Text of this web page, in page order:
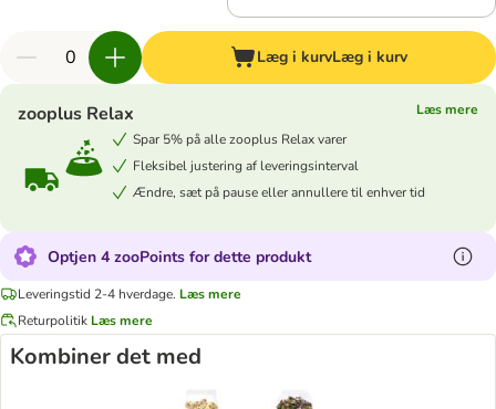
Læg i kurvLæg i kurv
zooplus Relax
Læs mere
Spar 5% på alle zooplus Relax varer
Fleksibel justering af leveringsinterval
Ændre, sæt på pause eller annullere til enhver tid
Optjen 4 zooPoints for dette produkt
Leveringstid 2-4 hverdage. Læs mere
Returpolitik Læs mere
Kombiner det med